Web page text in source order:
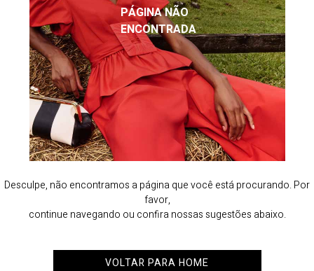
PÁGINA NÃO
ENCONTRADA
Desculpe, não encontramos a página que você está procurando. Por
favor,
continue navegando ou confira nossas sugestões abaixo.
VOLTAR PARA HOME